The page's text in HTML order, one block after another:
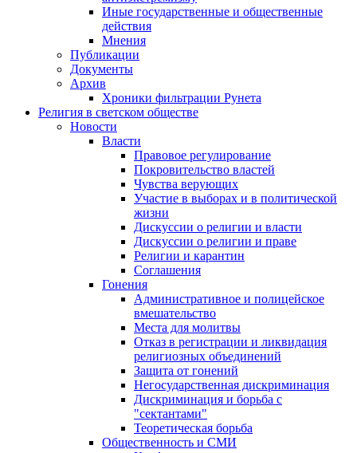
Иные государственные и общественные
действия
Мнения
Публикации
Документы
Архив
Хроники фильтрации Рунета
Религия в светском обществе
Новости
Власти
Правовое регулирование
Покровительство властей
Чувства верующих
Участие в выборах и в политической
жизни
Дискуссии о религии и власти
Дискуссии о религии и праве
Религии и карантин
Соглашения
Гонения
Административное и полицейское
вмешательство
Места для молитвы
Отказ в регистрации и ликвидация
религиозных объединений
Защита от гонений
Негосударственная дискриминация
Дискриминация и борьба с
"сектантами"
Теоретическая борьба
Общественность и СМИ